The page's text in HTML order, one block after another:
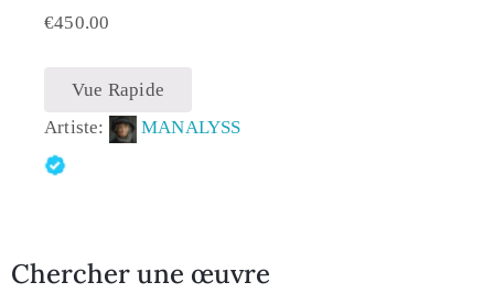
€450.00
Vue Rapide
Artiste:
MANALYSS
Chercher une œuvre